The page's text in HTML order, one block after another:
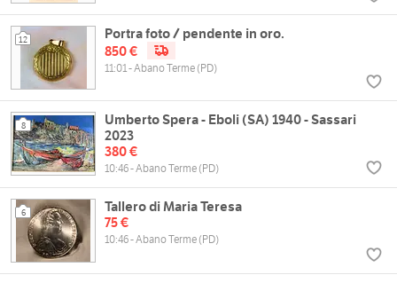
12
Portra foto / pendente in oro.
850 €
11:01 - Abano Terme (PD)
8
Umberto Spera - Eboli (SA) 1940 - Sassari
2023
380 €
10:46 - Abano Terme (PD)
6
Tallero di Maria Teresa
75 €
10:46 - Abano Terme (PD)